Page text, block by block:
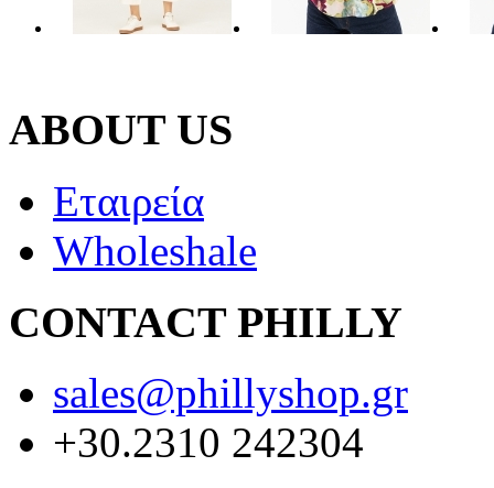
ABOUT US
Εταιρεία
Wholeshale
CONTACT PHILLY
sales@phillyshop.gr
+30.2310 242304